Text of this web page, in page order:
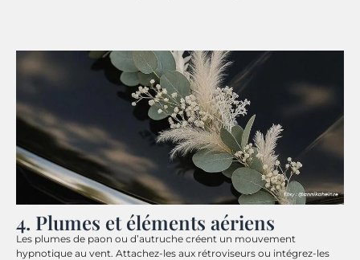
4. Plumes et éléments aériens
Les plumes de paon ou d’autruche créent un mouvement
hypnotique au vent. Attachez-les aux rétroviseurs ou intégrez-les